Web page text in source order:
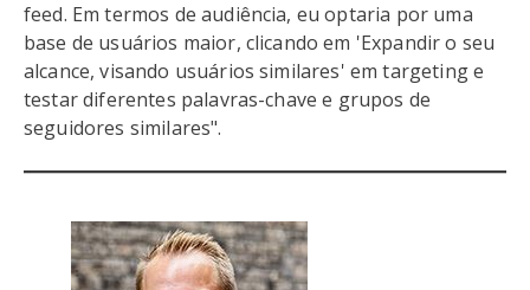
feed. Em termos de audiência, eu optaria por uma
base de usuários maior, clicando em 'Expandir o seu
alcance, visando usuários similares' em targeting e
testar diferentes palavras-chave e grupos de
seguidores similares".